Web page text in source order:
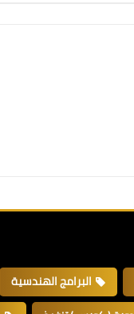
البرامج الهندسية